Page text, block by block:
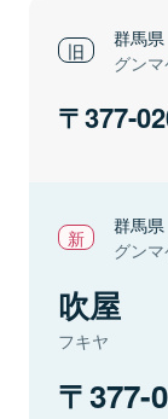
群馬県
グン
377-
群馬県
グン
吹屋
フキヤ
377-